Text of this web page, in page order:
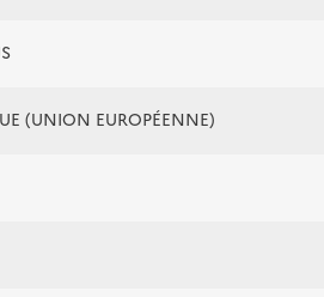
(UNION EUROPÉENNE)